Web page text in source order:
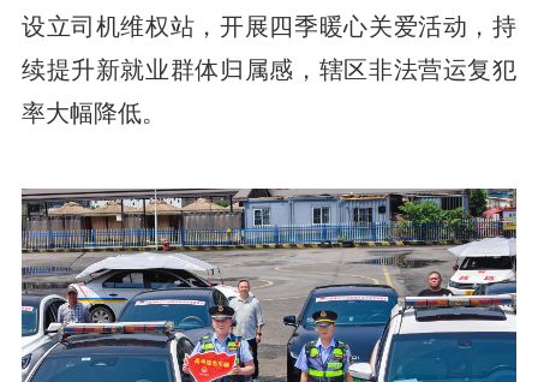
设立司机维权站，开展四季暖心关爱活动，持
续提升新就业群体归属感，辖区非法营运复犯
率大幅降低。